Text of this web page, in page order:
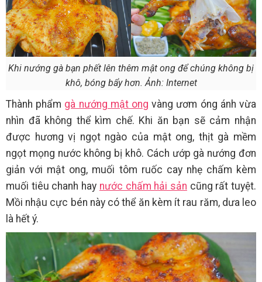
Khi nướng gà bạn phết lên thêm mật ong để chúng không bị
khô, bóng bẩy hơn. Ảnh: Internet
Thành phẩm gà nướng mật ong vàng ươm óng ánh vừa
nhìn đã không thể kìm chế. Khi ăn bạn sẽ cảm nhận
được hương vị ngọt ngào của mật ong, thịt gà mềm
ngọt mọng nước không bị khô. Cách ướp gà nướng đơn
giản với mật ong, muối tôm ruốc cay nhẹ chấm kèm
muối tiêu chanh hay nước chấm hải sản cũng rất tuyệt.
Mồi nhậu cực bén này có thể ăn kèm ít rau răm, dưa leo
là hết ý.